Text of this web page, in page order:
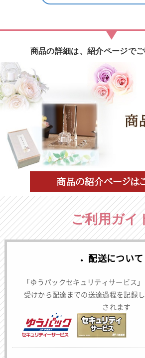
商品の詳細は、紹介ページで
ご利用ガイ
配送について
「ゆうパックセキュリティサービス
受けから配達までの送達過程を記録
されます